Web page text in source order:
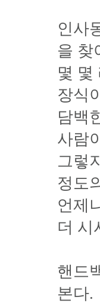
인사
을 찾
몇 몇
장식
담백
사람
그렇
정도
언제
더 시
핸드
본다.